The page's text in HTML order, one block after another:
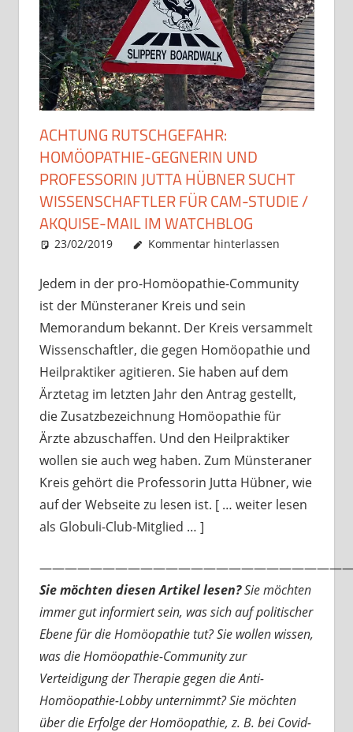
ACHTUNG RUTSCHGEFAHR:
HOMÖOPATHIE-GEGNERIN UND
PROFESSORIN JUTTA HÜBNER SUCHT
WISSENSCHAFTLER FÜR CAM-STUDIE /
AKQUISE-MAIL IM WATCHBLOG
23/02/2019 Christian J. Becker
Allgemein
Kommentar hinterlassen
Jedem in der pro-Homöopathie-Community
ist der Münsteraner Kreis und sein
Memorandum bekannt. Der Kreis versammelt
Wissenschaftler, die gegen Homöopathie und
Heilpraktiker agitieren. Sie haben auf dem
Ärztetag im letzten Jahr den Antrag gestellt,
die Zusatzbezeichnung Homöopathie für
Ärzte abzuschaffen. Und den Heilpraktiker
wollen sie auch weg haben. Zum Münsteraner
Kreis gehört die Professorin Jutta Hübner, wie
auf der Webseite zu lesen ist. [ … weiter lesen
als Globuli-Club-Mitglied … ]
Sie möchten diesen Artikel lesen?Sie möchten
immer gut informiert sein, was sich auf politischer
Ebene für die Homöopathie tut? Sie wollen wissen,
was die Homöopathie-Community zur
Verteidigung der Therapie gegen die Anti-
Homöopathie-Lobby unternimmt? Sie möchten
über die Erfolge der Homöopathie, z. B. bei Covid-